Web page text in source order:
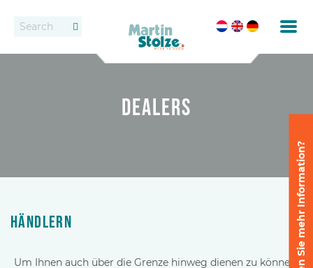
Dealers
Händlern
Um Ihnen auch über die Grenze hinweg dienen zu können, Möchten Sie mehr Information?
Förderbänder
Absetzen und Auseinanderstellen
Kontakt